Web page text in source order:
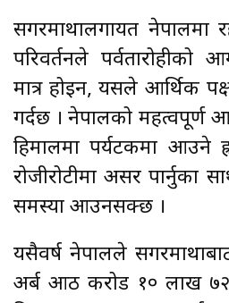
सगरमाथालगायत नेपालमा
परिवर्तनले
मात्र होइन, यसले आर्थिक
गर्दछ । नेपालको महत्वपूर्ण
हिमालमा पर्यटकमा आउने
रोजीरोटीमा असर पार्नुका
समस्या आउनसक्छ ।
यसैवर्ष नेपालले
अर्ब आठ करोड १० लाख